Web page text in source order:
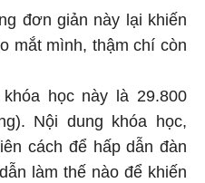
đơn giản này lại khiến
mắt mình, thậm chí còn
học này là 29.800
Nội dung khóa học,
cách để hấp dẫn đàn
làm thế nào để khiến